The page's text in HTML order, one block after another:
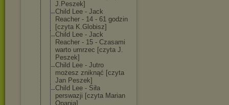
J.Peszek]
Child Lee - Jack
Reacher - 14 - 61 godzin
[czyta K.Globisz]
Child Lee - Jack
Reacher - 15 - Czasami
warto umrzec [czyta J.
Peszek]
Child Lee - Jutro
możesz zniknąć [czyta
Jan Peszek]
Child Lee - Siła
perswazji [czyta Marian
Opania]